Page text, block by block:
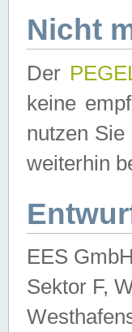
Nicht
Der
keine
nutzen Sie
weiterhin
EES GmbH
Sektor F,